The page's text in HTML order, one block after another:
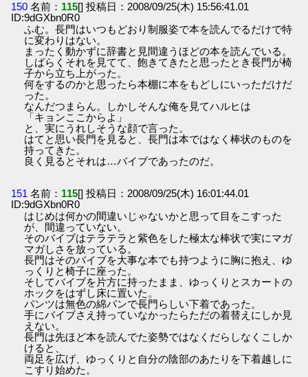
150 名前： 115[] 投稿日：2008/09/25(木) 15:56:41.01
ID:9dGXbn0R0
ふむ。長門はいつもどおり制服姿で本を読んでるだけで特
に変わりはない。
まったく動かずに辞書と見間違うほどの本を読んでいる。
しばらくそれを見てて、飽きてきたと思ったとき長門が椅
子から立ち上がった。
何をするのかと思ったら本棚に本をもどしにいっただけだ
った。
なんだつまらん。しかしそんな俺を見てハルヒは
「キョンここからよ」
と、実にうれしそうな顔で言った。
はてと思い長門を見ると、長門は本ではなく棒状のものを
持ってきた。
良く見るとそれは…バイブであったのだ。
151 名前： 115[] 投稿日：2008/09/25(木) 16:01:44.01
ID:9dGXbn0R0
はじめは何かの間違いじゃないかと思って目をこすった
が、間違っていない。
そのバイブはテラテラと紫色をした極太な棒状で実にマガ
マガしさを放っている。
長門はそのバイブを大事な本でも持つように胸に抱え、ゆ
っくりと椅子に座った。
そしてバイブを片方に持ったまま、ゆっくりとスカートの
ホックをはずし床に置いた。
パンツは無色の綿パンで長門らしい下着であった。
手にバイブさえ持っていなかったらただの着替えにしか見
えない。
長門は先ほど本を読んでた姿勢ではなくだらしなくこしか
けると、
両足を広げ、ゆっくりと自分の陰部のあたりを下着越しに
こすり始めた。